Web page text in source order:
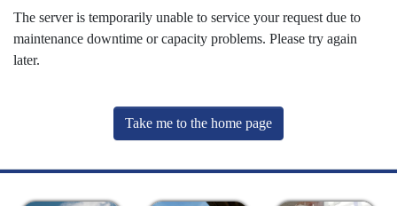
The server is temporarily unable to service your request due to
maintenance downtime or capacity problems. Please try again
later.
Take me to the home page